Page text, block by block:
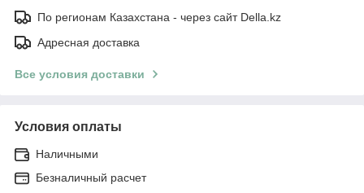
По регионам Казахстана - через сайт Della.kz
Адресная доставка
Все условия доставки
Условия оплаты
Наличными
Безналичный расчет